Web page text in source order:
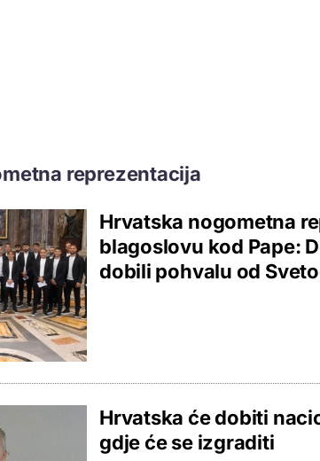
reprezentacija
Hrvatska nogometna
blagoslovu kod Pape:
dobili pohvalu od
Hrvatska će dobiti
gdje će se izgraditi